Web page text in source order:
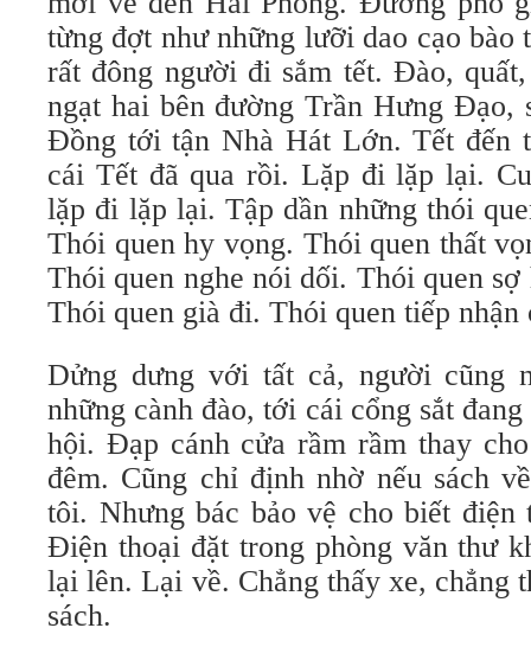
từng đợt như những lưỡi dao cạo bào
rất đông người đi sắm tết. Đào,
ngạt hai bên đường Trần Hưng Đạo,
Đồng tới tận Nhà Hát Lớn. Tết đến
cái Tết đã qua rồi. Lặp đi lặp lại.
lặp đi lặp lại. Tập dần những thói
Thói quen hy vọng. Thói quen thất
Thói quen nghe nói dối. Thói quen
Thói quen già đi. Thói quen tiếp
Dửng dưng với tất cả, người cũng
những cành đào, tới cái cổng sắt
hội. Đạp cánh cửa rầm rầm thay
đêm. Cũng chỉ định nhờ nếu sách
tôi. Nhưng bác bảo vệ cho biết điện
Điện thoại đặt trong phòng văn thư
lại lên. Lại về. Chẳng thấy xe, chẳng
sách.